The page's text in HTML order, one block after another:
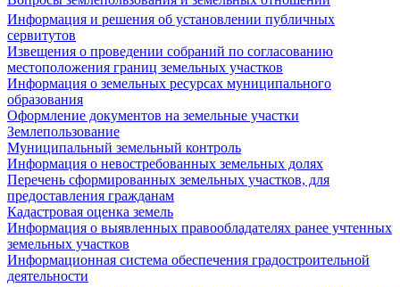
Информация и решения об установлении публичных
сервитутов
Извещения о проведении собраний по согласованию
местоположения границ земельных участков
Информация о земельных ресурсах муниципального
образования
Оформление документов на земельные участки
Землепользование
Муниципальный земельный контроль
Информация о невостребованных земельных долях
Перечень сформированных земельных участков, для
предоставления гражданам
Кадастровая оценка земель
Информация о выявленных правообладателях ранее учтенных
земельных участков
Информационная система обеспечения градостроительной
деятельности